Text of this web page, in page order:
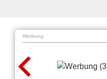
Werbung